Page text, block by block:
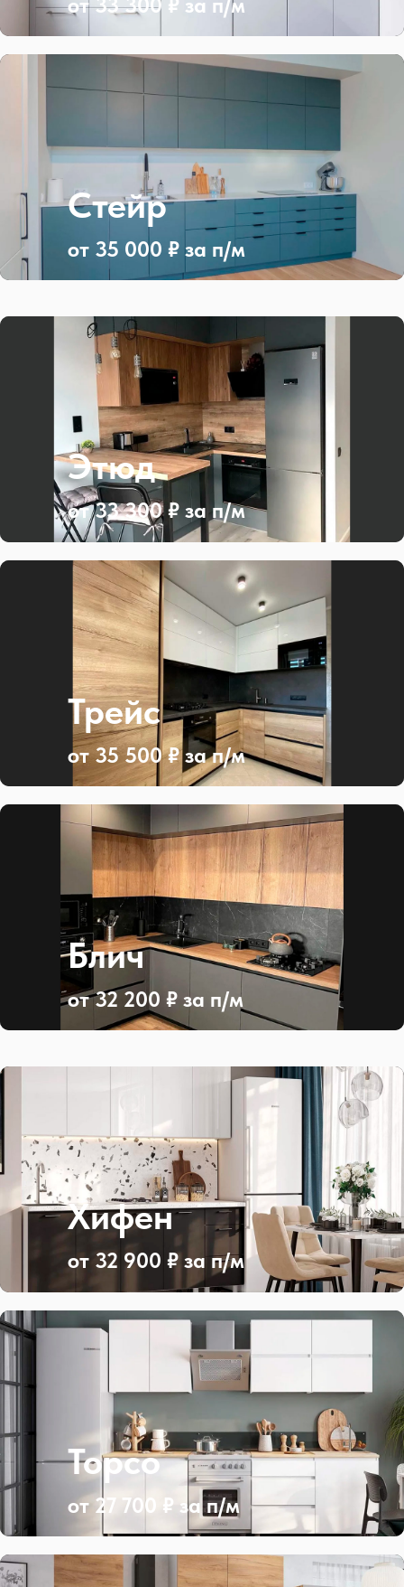
от 35 000 ₽ за п/м
Стейр
от 33 300 ₽ за п/м
Этюд
от 35 500 ₽ за п/м
Трейс
от 32 200 ₽ за п/м
Блич
от 32 900 ₽ за п/м
Хифен
от 27 700 ₽ за п/м
Торсо